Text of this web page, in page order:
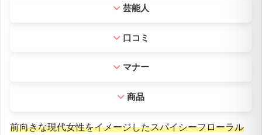
芸能人
口コミ
マナー
商品
前向きな現代女性をイメージしたスパイシーフローラル